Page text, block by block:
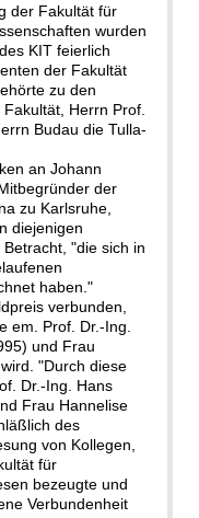
der Fakultät für
wurden
KIT feierlich
der Fakultät
zu den
Herrn Prof.
Budau die Tulla-
an Johann
der
zu Karlsruhe,
diejenigen
"die sich in
haben."
verbunden,
em. Prof. Dr.-Ing.
und Frau
"Durch diese
Dr.-Ing. Hans
Frau Hannelise
des
von Kollegen,
für
bezeugte und
Verbundenheit